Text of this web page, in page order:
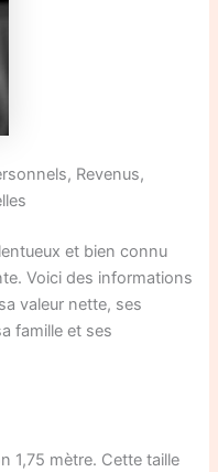
Revenus,
et bien connu
Voici des informations
valeur nette, ses
famille et ses
1,75 mètre. Cette taille